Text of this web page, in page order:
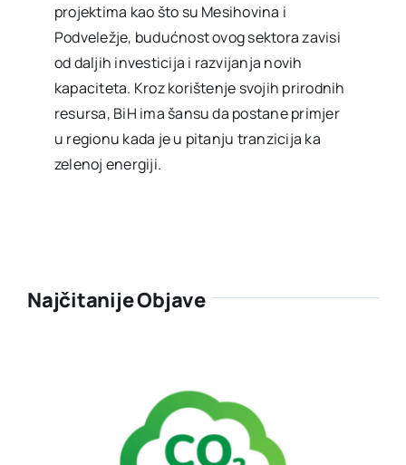
projektima kao što su Mesihovina i
Podveležje, budućnost ovog sektora zavisi
od daljih investicija i razvijanja novih
kapaciteta. Kroz korištenje svojih prirodnih
resursa, BiH ima šansu da postane primjer
u regionu kada je u pitanju tranzicija ka
zelenoj energiji.
Najčitanije Objave